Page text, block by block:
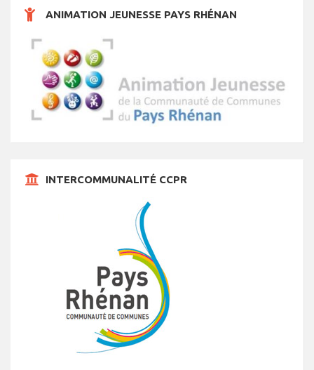
s
ANIMATION JEUNESSE PAYS RHÉNAN
INTERCOMMUNALITÉ CCPR